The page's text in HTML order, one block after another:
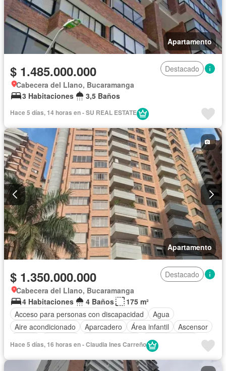
Apartamento
$ 1.485.000.000
Destacado
Cabecera del Llano, Bucaramanga
3 Habitaciones
3,5 Baños
Hace 5 días, 14 horas en - SU REAL ESTATE
Apartamento
$ 1.350.000.000
Destacado
Cabecera del Llano, Bucaramanga
4 Habitaciones
4 Baños
175 m²
Acceso para personas con discapacidad
Agua
Aire acondicionado
Aparcadero Área infantil
Ascensor
Cocina integral
Gimnasio
Sauna Seguridad privada
Tanque de agua
Hace 5 días, 16 horas en - Claudia Ines Carreño